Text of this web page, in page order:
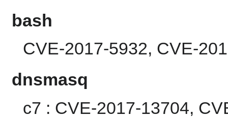
bash
CVE-2017-5932, CVE-
dnsmasq
c7 : CVE-2017-13704,